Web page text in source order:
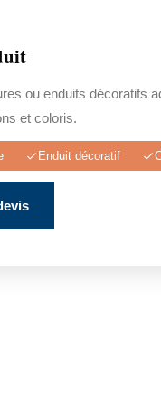
ou enduits décoratifs
et coloris.
Enduit décoratif